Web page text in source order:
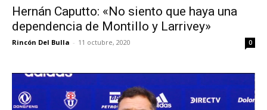
Hernán Caputto: «No siento que haya una
dependencia de Montillo y Larrivey»
Rincón Del Bulla - 11 octubre, 2020 0